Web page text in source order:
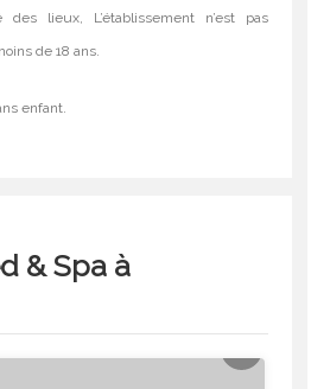
des lieux, L’établissement n’est pas
de 18 ans.
enfant.
& Spa à